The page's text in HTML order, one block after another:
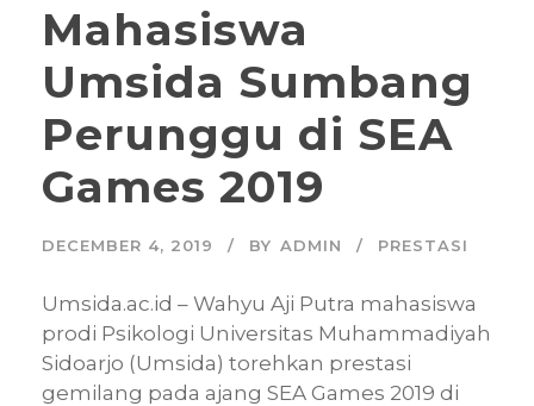
Mahasiswa
Umsida Sumbang
Perunggu di SEA
Games 2019
DECEMBER 4, 2019 BY ADMIN PRESTASI
Umsida.ac.id – Wahyu Aji Putra mahasiswa
prodi Psikologi Universitas Muhammadiyah
Sidoarjo (Umsida) torehkan prestasi
gemilang pada ajang SEA Games 2019 di